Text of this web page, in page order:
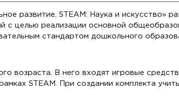
развитие. STEAM: Наука и искусство»
с целью реализации основной
стандартом дошкольного
возраста. В него входят игровые
STEAM. При создании комплекта